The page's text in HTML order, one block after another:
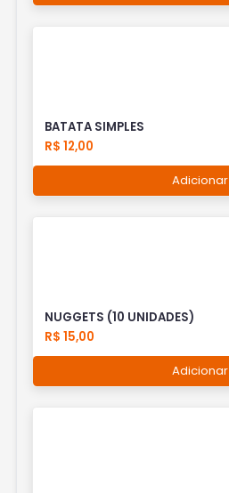
BATATA SIMPLES
R$ 12,00
Adicionar
NUGGETS (10 UNIDADES)
R$ 15,00
Adicionar